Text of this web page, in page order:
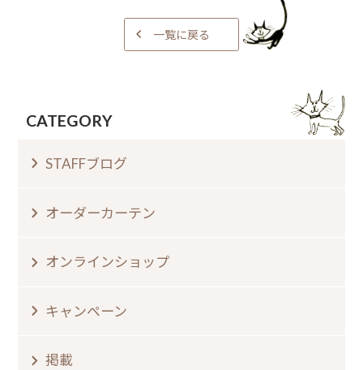
一覧に戻る
CATEGORY
STAFFブログ
オーダーカーテン
オンラインショップ
キャンペーン
掲載